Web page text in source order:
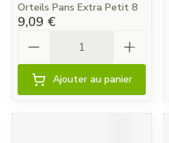
Orteils Pans Extra Petit 8
9,09 €
Ajouter au panier